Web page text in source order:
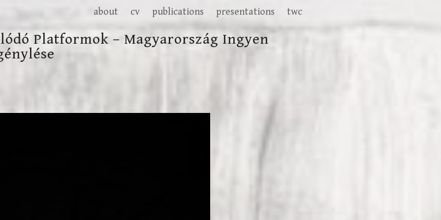
about cv publications presentations twc
Platformok – Magyarország Ingyen